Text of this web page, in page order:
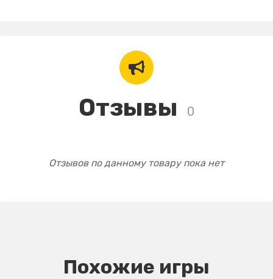
Отзывы 0
Отзывов по данному товару пока нет
Похожие игры